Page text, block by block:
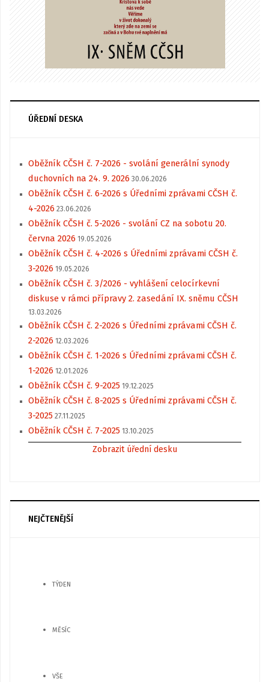
ÚŘEDNÍ DESKA
Oběžník CČSH č. 7-2026 - svolání generální synody
duchovních na 24. 9. 2026 30.06.2026
Oběžník CČSH č. 6-2026 s Úředními zprávami CČSH č.
4-2026 23.06.2026
Oběžník CČSH č. 5-2026 - svolání CZ na sobotu 20.
června 2026 19.05.2026
Oběžník CČSH č. 4-2026 s Úředními zprávami CČSH č.
3-2026 19.05.2026
Oběžník CČSH č. 3/2026 - vyhlášení celocírkevní
diskuse v rámci přípravy 2. zasedání IX. sněmu CČSH
13.03.2026
Oběžník CČSH č. 2-2026 s Úředními zprávami CČSH č.
2-2026 12.03.2026
Oběžník CČSH č. 1-2026 s Úředními zprávami CČSH č.
1-2026 12.01.2026
Oběžník CČSH č. 9-2025 19.12.2025
Oběžník CČSH č. 8-2025 s Úředními zprávami CČSH č.
3-2025 27.11.2025
Oběžník CČSH č. 7-2025 13.10.2025
Zobrazit úřední desku
NEJČTENĚJŠÍ
TÝDEN
MĚSÍC
VŠE